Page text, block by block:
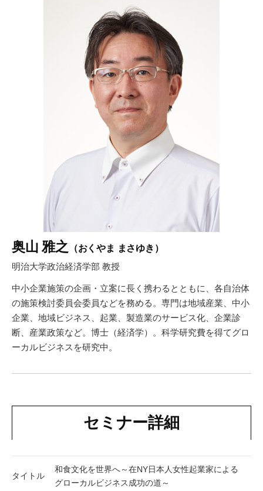
奥山 雅之
（おくやま まさゆき）
明治大学政治経済学部 教授
中小企業施策の企画・立案に長く携わるとともに、各自治体
の施策検討委員会委員などを務める。専門は地域産業、中小
企業、地域ビジネス、起業、製造業のサービス化、企業診
断、産業政策など。博士（経済学）。科学研究費を得てグロ
ーカルビジネスを研究中。
セミナー詳細
タイトル
和食文化を世界へ～在NY日本人女性起業家による
グローカルビジネス成功の道～